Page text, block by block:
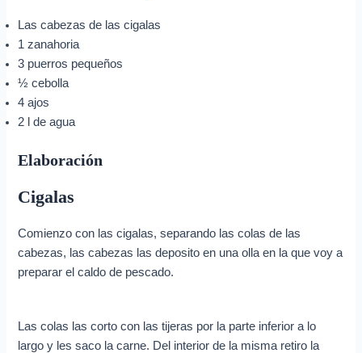
Las cabezas de las cigalas
1 zanahoria
3 puerros pequeños
½ cebolla
4 ajos
2 l de agua
Elaboración
Cigalas
Comienzo con las cigalas, separando las colas de las
cabezas, las cabezas las deposito en una olla en la que voy a
preparar el caldo de pescado.
Las colas las corto con las tijeras por la parte inferior a lo
largo y les saco la carne. Del interior de la misma retiro la